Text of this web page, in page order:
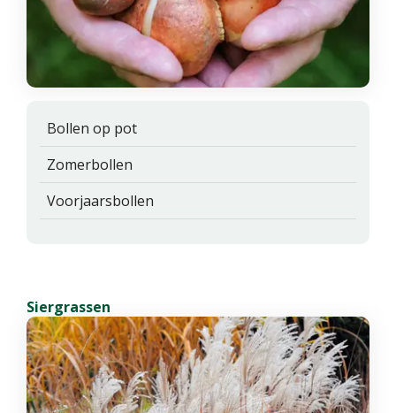
Bollen op pot
Zomerbollen
Voorjaarsbollen
Siergrassen